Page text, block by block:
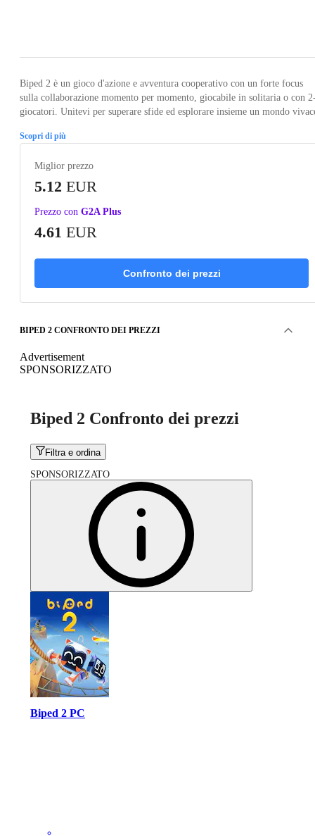
Biped 2 è un gioco d'azione e avventura cooperativo con un forte focus
sulla collaborazione momento per momento, giocabile in solitaria o con
giocatori. Unitevi per superare sfide ed esplorare insieme un mondo
Scopri di più
Miglior prezzo
5.12 EUR
Prezzo con G2A Plus
4.61 EUR
Confronto dei prezzi
BIPED 2 CONFRONTO DEI PREZZI
Advertisement
SPONSORIZZATO
Biped 2 Confronto dei prezzi
Filtra e ordina
SPONSORIZZATO
Biped 2 PC